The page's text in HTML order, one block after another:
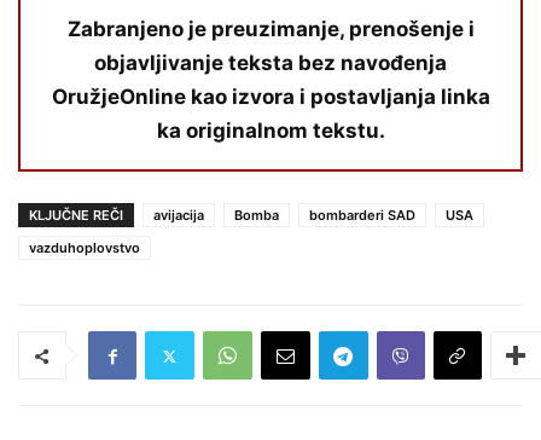
Zabranjeno je preuzimanje, prenošenje i
objavljivanje teksta bez navođenja
OružjeOnline kao izvora i postavljanja linka
ka originalnom tekstu.
KLJUČNE REČI avijacija Bomba bombarderi SAD
USA
vazduhoplovstvo